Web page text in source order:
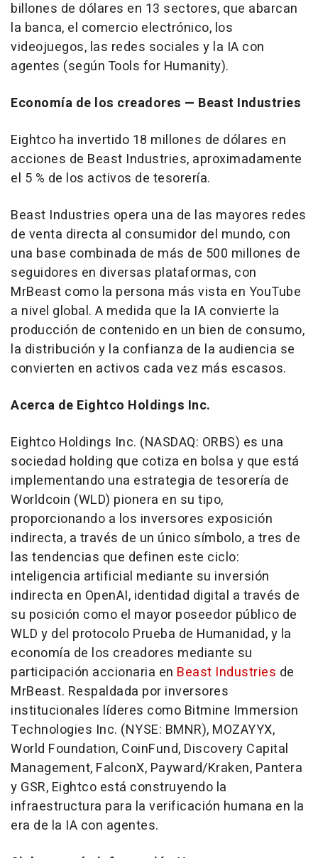
billones de dólares en 13 sectores, que abarcan
la banca, el comercio electrónico, los
videojuegos, las redes sociales y la IA con
agentes (según Tools for Humanity).
Economía de los creadores — Beast Industries
Eightco ha invertido 18 millones de dólares en
acciones de Beast Industries, aproximadamente
el 5 % de los activos de tesorería.
Beast Industries opera una de las mayores redes
de venta directa al consumidor del mundo, con
una base combinada de más de 500 millones de
seguidores en diversas plataformas, con
MrBeast como la persona más vista en YouTube
a nivel global. A medida que la IA convierte la
producción de contenido en un bien de consumo,
la distribución y la confianza de la audiencia se
convierten en activos cada vez más escasos.
Acerca de Eightco Holdings Inc.
Eightco Holdings Inc. (NASDAQ: ORBS) es una
sociedad holding que cotiza en bolsa y que está
implementando una estrategia de tesorería de
Worldcoin (WLD) pionera en su tipo,
proporcionando a los inversores exposición
indirecta, a través de un único símbolo, a tres de
las tendencias que definen este ciclo:
inteligencia artificial mediante su inversión
indirecta en OpenAI, identidad digital a través de
su posición como el mayor poseedor público de
WLD y del protocolo Prueba de Humanidad, y la
economía de los creadores mediante su
participación accionaria en Beast Industries de
MrBeast. Respaldada por inversores
institucionales líderes como Bitmine Immersion
Technologies Inc. (NYSE: BMNR), MOZAYYX,
World Foundation, CoinFund, Discovery Capital
Management, FalconX, Payward/Kraken, Pantera
y GSR, Eightco está construyendo la
infraestructura para la verificación humana en la
era de la IA con agentes.